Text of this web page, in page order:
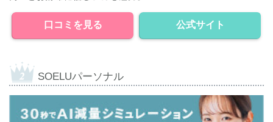
口コミを見る 公式サイト
SOELUパーソナル